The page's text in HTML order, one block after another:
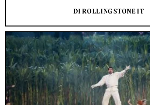
DI ROLLING STONE IT